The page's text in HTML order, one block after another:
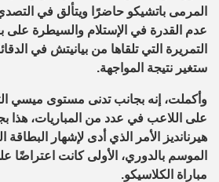
المرمى باتشيكو حاضرًا ويتألق في
عدم القدرة في الإستلام والسيطرة
التمريرة التي تلقاها من بيانيتش في
ستغير نتيجة المواجهة.
وأكملت، إنه بجانب تدنى مستوى ميسي
على اللاعب في عدد من المباريات، هذا
هيرنانديز الأمر الذي أدى لإشهار البطاقة
الموسم بالدوري، الأولى كانت اعتراضًا
مباراة الكلاسيكو.